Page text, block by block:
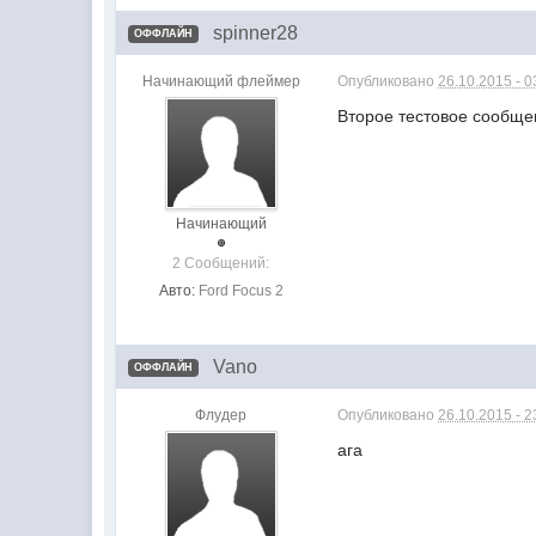
ОФФЛАЙН spinner28
Начинающий флеймер
Начинающий
2 Сообщений:
Авто: Ford Focus 2
Опубликовано26.10.2015 -
Второе тестовое
ОФФЛАЙН Vano
Флудер Опубликовано26.10.2015 -
ага